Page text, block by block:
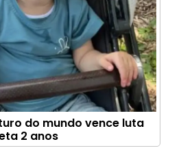
do mundo vence luta
2 anos